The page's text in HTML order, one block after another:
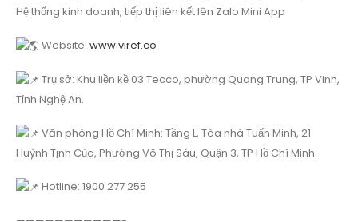
Hệ thống kinh doanh, tiếp thị liên kết lên Zalo Mini App
Website: www.viref.co
Trụ sở: Khu liền kề 03 Tecco, phường Quang Trung, TP Vinh,
Tỉnh Nghệ An.
Văn phòng Hồ Chí Minh: Tầng L, Tòa nhà Tuấn Minh, 21
Huỳnh Tịnh Của, Phường Võ Thị Sáu, Quận 3, TP Hồ Chí Minh.
Hotline: 1900 277 255